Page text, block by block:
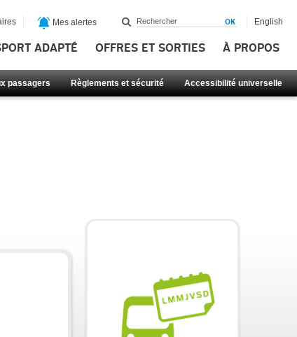
ADAPTÉ OFFRES ET SORTIES À PROPOS
passagers Règlements et sécurité Accessibilité universelle
Mes alertes English